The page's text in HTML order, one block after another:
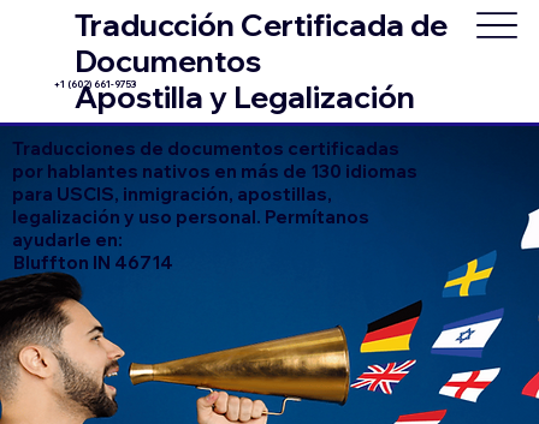
Traducción Certificada de
Documentos
Apostilla y Legalización
+1 (602) 661-9753
Traducciones de documentos certificadas
por hablantes nativos en más de 130 idiomas
para USCIS, inmigración, apostillas,
legalización y uso personal. Permítanos
ayudarle en:
Bluffton IN 46714